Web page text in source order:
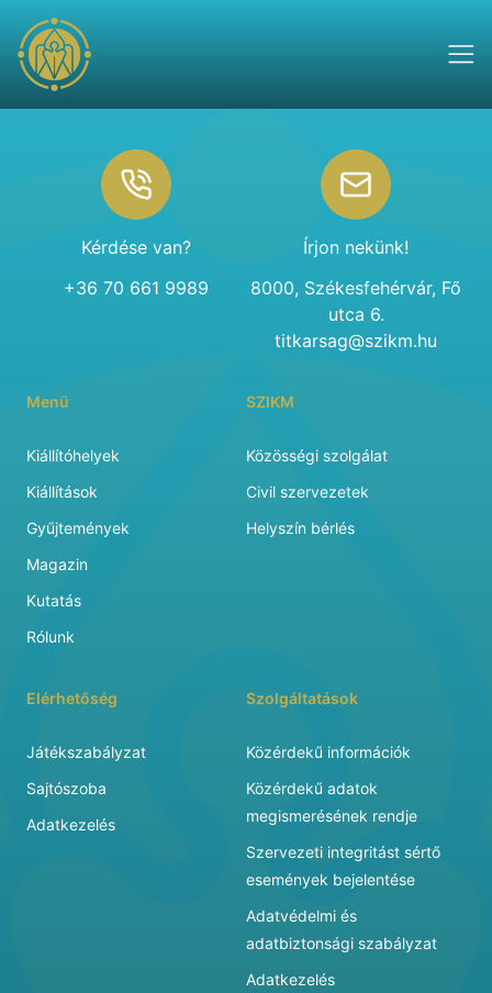
Kérdése van?
+36 70 661 9989
Írjon nekünk!
8000, Székesfehérvár, Fő
utca 6.
titkarsag@szikm.hu
Menü
Kiállítóhelyek
Kiállítások
Gyűjtemények
Magazin
Kutatás
Rólunk
SZIKM
Közösségi szolgálat
Civil szervezetek
Helyszín bérlés
Elérhetőség
Játékszabályzat
Sajtószoba
Adatkezelés
Szolgáltatások
Közérdekű információk
Közérdekű adatok
megismerésének rendje
Szervezeti integritást sértő
események bejelentése
Adatvédelmi és
adatbiztonsági szabályzat
Adatkezelés